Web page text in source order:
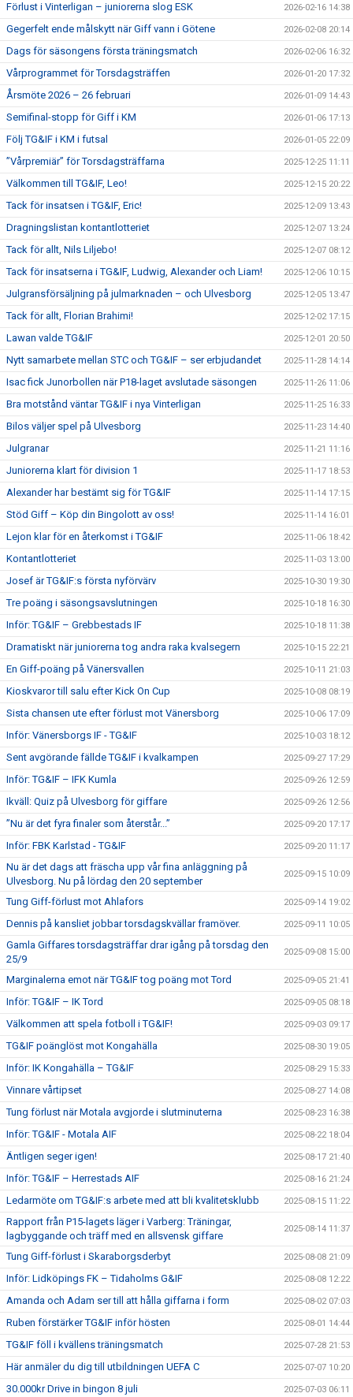
Förlust i Vinterligan – juniorerna slog ESK 2026-02-16 14:38
Gegerfelt ende målskytt när Giff vann i Götene 2026-02-08 20:14
Dags för säsongens första träningsmatch 2026-02-06 16:32
Vårprogrammet för Torsdagsträffen 2026-01-20 17:32
Årsmöte 2026 – 26 februari 2026-01-09 14:43
Semifinal-stopp för Giff i KM 2026-01-06 17:13
Följ TG&IF i KM i futsal 2026-01-05 22:09
”Vårpremiär” för Torsdagsträffarna 2025-12-25 11:11
Välkommen till TG&IF, Leo! 2025-12-15 20:22
Tack för insatsen i TG&IF, Eric! 2025-12-09 13:43
Dragningslistan kontantlotteriet 2025-12-07 13:24
Tack för allt, Nils Liljebo! 2025-12-07 08:12
Tack för insatserna i TG&IF, Ludwig, Alexander och Liam! 2025-12-06 10:15
Julgransförsäljning på julmarknaden – och Ulvesborg 2025-12-05 13:47
Tack för allt, Florian Brahimi! 2025-12-02 17:15
Lawan valde TG&IF 2025-12-01 20:50
Nytt samarbete mellan STC och TG&IF – ser erbjudandet 2025-11-28 14:14
Isac fick Junorbollen när P18-laget avslutade säsongen 2025-11-26 11:06
Bra motstånd väntar TG&IF i nya Vinterligan 2025-11-25 16:33
Bilos väljer spel på Ulvesborg 2025-11-23 14:40
Julgranar 2025-11-21 11:16
Juniorerna klart för division 1 2025-11-17 18:53
Alexander har bestämt sig för TG&IF 2025-11-14 17:15
Stöd Giff – Köp din Bingolott av oss! 2025-11-14 16:01
Lejon klar för en återkomst i TG&IF 2025-11-06 18:42
Kontantlotteriet 2025-11-03 13:00
Josef är TG&IF:s första nyförvärv 2025-10-30 19:30
Tre poäng i säsongsavslutningen 2025-10-18 16:30
Inför: TG&IF – Grebbestads IF 2025-10-18 11:38
Dramatiskt när juniorerna tog andra raka kvalsegern 2025-10-15 22:21
En Giff-poäng på Vänersvallen 2025-10-11 21:03
Kioskvaror till salu efter Kick On Cup 2025-10-08 08:19
Sista chansen ute efter förlust mot Vänersborg 2025-10-06 17:09
Inför: Vänersborgs IF - TG&IF 2025-10-03 18:12
Sent avgörande fällde TG&IF i kvalkampen 2025-09-27 17:29
Inför: TG&IF – IFK Kumla 2025-09-26 12:59
Ikväll: Quiz på Ulvesborg för giffare 2025-09-26 12:56
”Nu är det fyra finaler som återstår...” 2025-09-20 17:17
Inför: FBK Karlstad - TG&IF 2025-09-20 11:17
Nu är det dags att fräscha upp vår fina anläggning på
Ulvesborg. Nu på lördag den 20 september
2025-09-15 10:09
Tung Giff-förlust mot Ahlafors 2025-09-14 19:02
Dennis på kansliet jobbar torsdagskvällar framöver. 2025-09-11 10:05
Gamla Giffares torsdagsträffar drar igång på torsdag den
25/9
2025-09-08 15:00
Marginalerna emot när TG&IF tog poäng mot Tord 2025-09-05 21:41
Inför: TG&IF – IK Tord 2025-09-05 08:18
Välkommen att spela fotboll i TG&IF! 2025-09-03 09:17
TG&IF poänglöst mot Kongahälla 2025-08-30 19:05
Inför: IK Kongahälla – TG&IF 2025-08-29 15:33
Vinnare vårtipset 2025-08-27 14:08
Tung förlust när Motala avgjorde i slutminuterna 2025-08-23 16:38
Inför: TG&IF - Motala AIF 2025-08-22 18:04
Äntligen seger igen! 2025-08-17 21:40
Inför: TG&IF – Herrestads AIF 2025-08-16 21:24
Ledarmöte om TG&IF:s arbete med att bli kvalitetsklubb 2025-08-15 11:22
Rapport från P15-lagets läger i Varberg: Träningar,
lagbyggande och träff med en allsvensk giffare
2025-08-14 11:37
Tung Giff-förlust i Skaraborgsderbyt 2025-08-08 21:09
Inför: Lidköpings FK – Tidaholms G&IF 2025-08-08 12:22
Amanda och Adam ser till att hålla giffarna i form 2025-08-02 07:03
Ruben förstärker TG&IF inför hösten 2025-08-01 14:44
TG&IF föll i kvällens träningsmatch 2025-07-28 21:53
Här anmäler du dig till utbildningen UEFA C 2025-07-07 10:20
30.000kr Drive in bingon 8 juli 2025-07-03 06:11